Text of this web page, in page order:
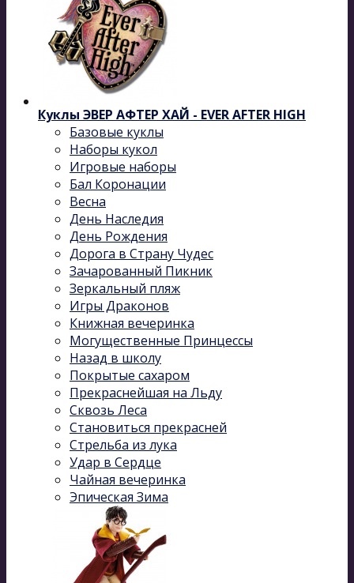
Куклы ЭВЕР АФТЕР ХАЙ - EVER AFTER HIGH
Базовые куклы
Наборы кукол
Игровые наборы
Бал Коронации
Весна
День Наследия
День Рождения
Дорога в Страну Чудес
Зачарованный Пикник
Зеркальный пляж
Игры Драконов
Книжная вечеринка
Могущественные Принцессы
Назад в школу
Покрытые сахаром
Прекраснейшая на Льду
Сквозь Леса
Становиться прекрасней
Стрельба из лука
Удар в Сердце
Чайная вечеринка
Эпическая Зима